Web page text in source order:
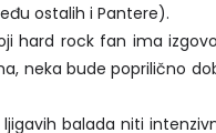
ostalih i Pantere).
hard rock fan ima
neka bude poprilično
balada niti